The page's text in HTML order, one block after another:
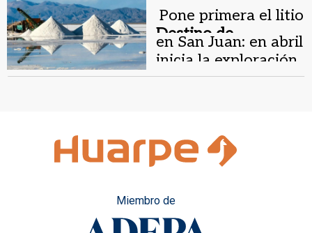
Destino de
inversiones.
Pone primera el litio
en San Juan: en abril
inicia la exploración
y contratación
Miembro de